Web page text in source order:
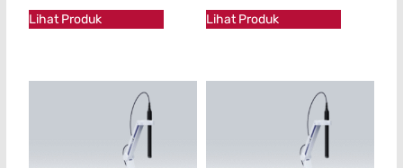
Lihat Produk Lihat Produk